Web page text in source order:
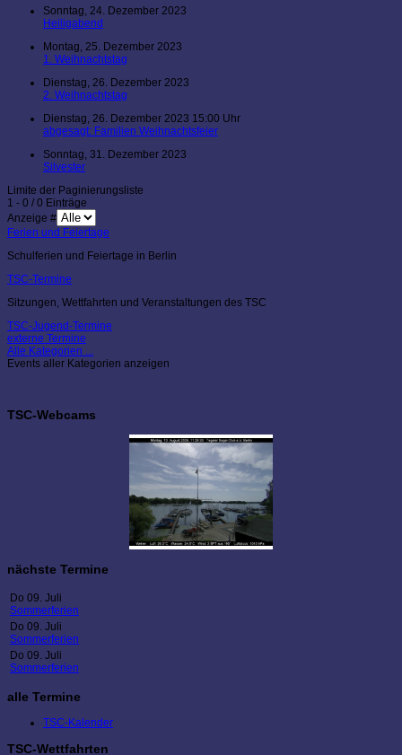
Sonntag, 24. Dezember 2023
Heiligabend
Montag, 25. Dezember 2023
1. Weihnachtstag
Dienstag, 26. Dezember 2023
2. Weihnachtstag
Dienstag, 26. Dezember 2023 15:00 Uhr
abgesagt: Familien Weihnachtsfeier
Sonntag, 31. Dezember 2023
Silvester
Limite der Paginierungsliste
1 - 0 / 0 Einträge
Anzeige #
Ferien und Feiertage
Schulferien und Feiertage in Berlin
TSC-Termine
Sitzungen, Wettfahrten und Veranstaltungen des TSC
TSC-Jugend-Termine
externe Termine
Alle Kategorien ...
Events aller Kategorien anzeigen
TSC-Webcams
nächste Termine
Do 09. Juli
Sommerferien
Do 09. Juli
Sommerferien
Do 09. Juli
Sommerferien
alle Termine
TSC-Kalender
TSC-Wettfahrten